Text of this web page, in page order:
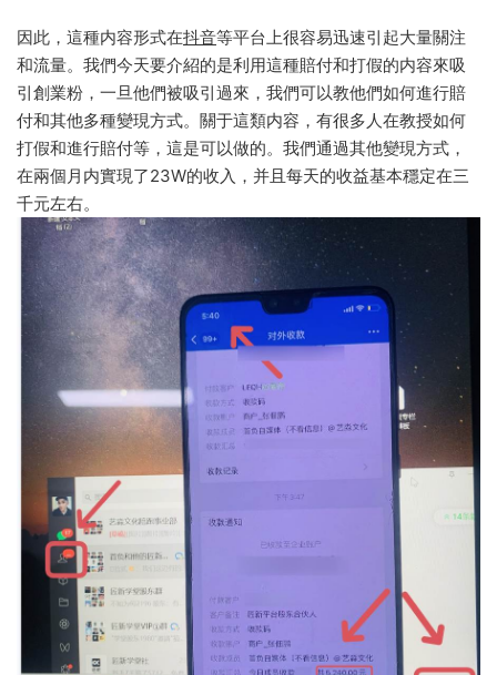
因此，這種内容形式在抖音等平台上很容易迅速引起大量關注
和流量。我們今天要介紹的是利用這種賠付和打假的内容來吸
引創業粉，一旦他們被吸引過來，我們可以教他們如何進行賠
付和其他多種變現方式。關于這類内容，有很多人在教授如何
打假和進行賠付等，這是可以做的。我們通過其他變現方式，
在兩個月内實現了23W的收入，并且每天的收益基本穩定在三
千元左右。